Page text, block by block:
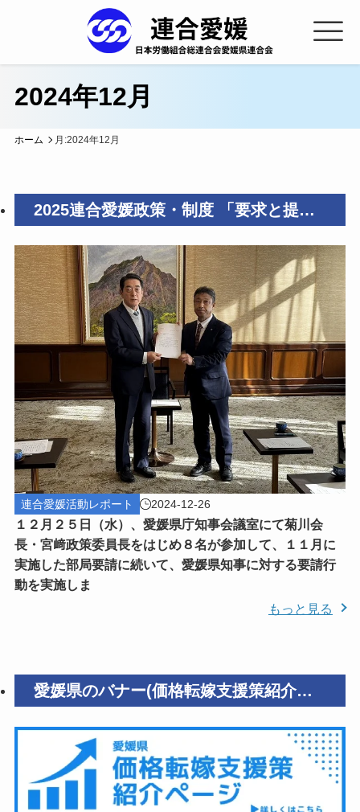
2024年12月
ホーム 月:2024年12月
2025連合愛媛政策・制度 「要求と提
言」を愛媛県知事に要請！
連合愛媛活動レポート 2024-12-26
１２月２５日（水）、愛媛県庁知事会議室にて菊川会
長・宮﨑政策委員長をはじめ８名が参加して、１１月に
実施した部局要請に続いて、愛媛県知事に対する要請行
動を実施しま
もっと見る
愛媛県のバナー(価格転嫁支援策紹介ペ
ージ）を追加しました！